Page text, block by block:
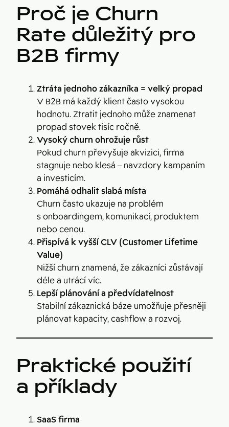
Proč je Churn
Rate důležitý pro
B2B firmy
Ztráta jednoho zákazníka = velký propad
V B2B má každý klient často vysokou
hodnotu. Ztratit jednoho může znamenat
propad stovek tisíc ročně.
Vysoký churn ohrožuje růst
Pokud churn převyšuje akvizici, firma
stagnuje nebo klesá – navzdory kampaním
a investicím.
Pomáhá odhalit slabá místa
Churn často ukazuje na problém
s onboardingem, komunikací, produktem
nebo cenou.
Přispívá k vyšší CLV (Customer Lifetime
Value)
Nižší churn znamená, že zákazníci zůstávají
déle a utrácí víc.
Lepší plánování a předvídatelnost
Stabilní zákaznická báze umožňuje přesněji
plánovat kapacity, cashflow a rozvoj.
Praktické použití
a příklady
SaaS firma